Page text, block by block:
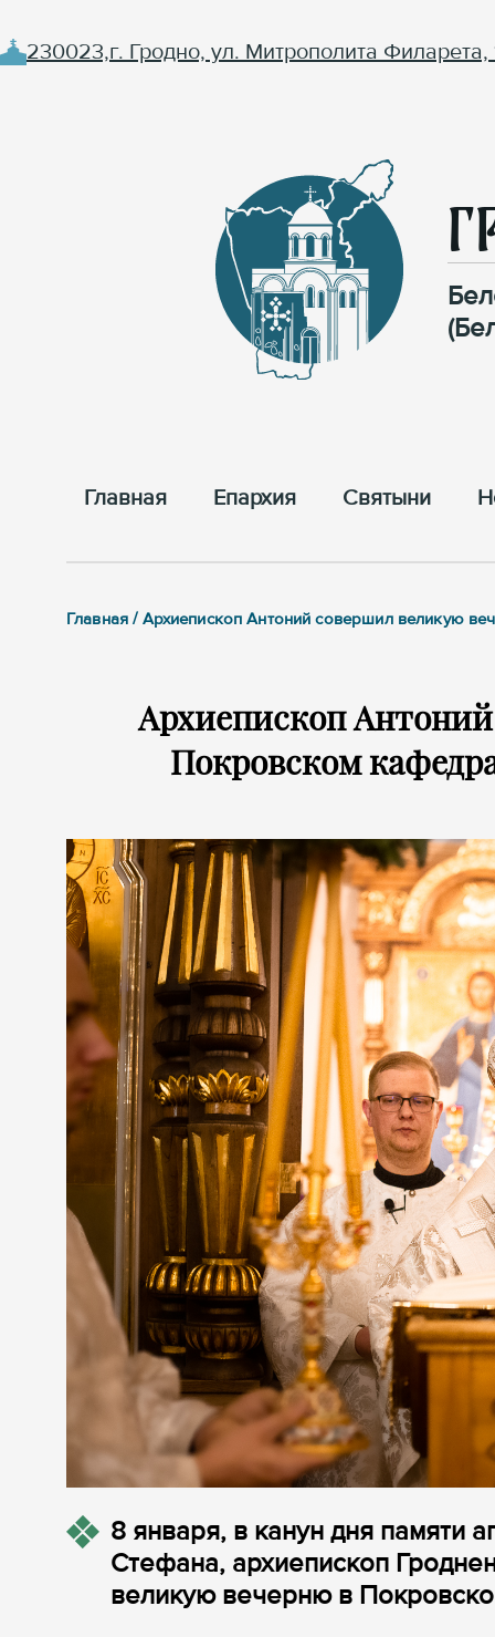
230023,г. Гродно, ул. Митрополита Филарета,
Главная Епархия Cвятыни
Главная / Архиепископ Антоний совершил великую
Архиепископ
Покровском
8 января, в канун дня памяти
Стефана, архиепископ
великую вечерню в